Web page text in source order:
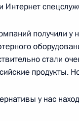
Кремль
Интернет
получили у
стали
продукты.
у нас